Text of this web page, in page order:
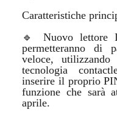
Caratteristiche
🔹
Nuovo lettore
permetteranno di
veloce,
tecnologia
inserire il proprio
funzione che sarà
aprile.